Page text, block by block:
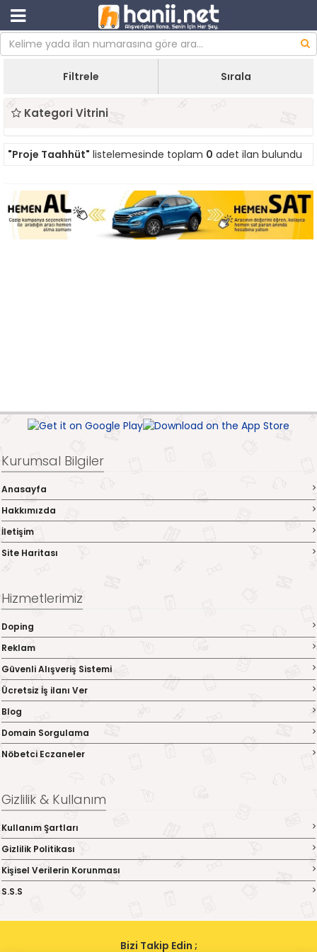
Filtrele Sırala
Kategori Vitrini
"Proje Taahhüt" listelemesinde toplam 0 adet ilan bulundu
Kurumsal Bilgiler
Anasayfa
Hakkımızda
İletişim
Site Haritası
Hizmetlerimiz
Doping
Reklam
Güvenli Alışveriş Sistemi
Ücretsiz İş ilanı Ver
Blog
Domain Sorgulama
Nöbetci Eczaneler
Gizlilik & Kullanım
Kullanım Şartları
Gizlilik Politikası
Kişisel Verilerin Korunması
S.S.S
Bizi Takip Edin ;